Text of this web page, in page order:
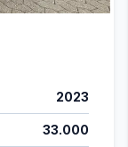
2023
33.000